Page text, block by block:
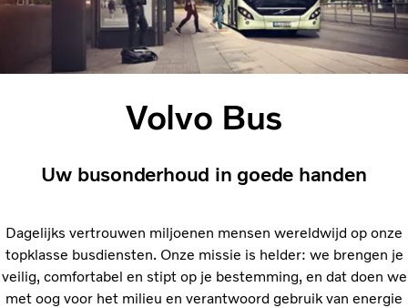
Nieuws
Volvo Bus
Uw busonderhoud in goede handen
Dagelijks vertrouwen miljoenen mensen wereldwijd op onze
topklasse busdiensten. Onze missie is helder: we brengen je
veilig, comfortabel en stipt op je bestemming, en dat doen we
met oog voor het milieu en verantwoord gebruik van energie